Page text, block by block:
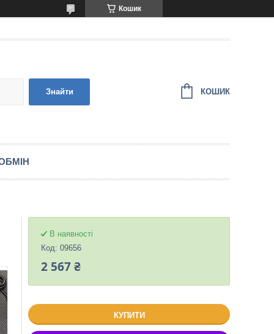
Кошик
Знайти КОШИК
В наявності
Код: 09656
2 567 ₴
КУПИТИ